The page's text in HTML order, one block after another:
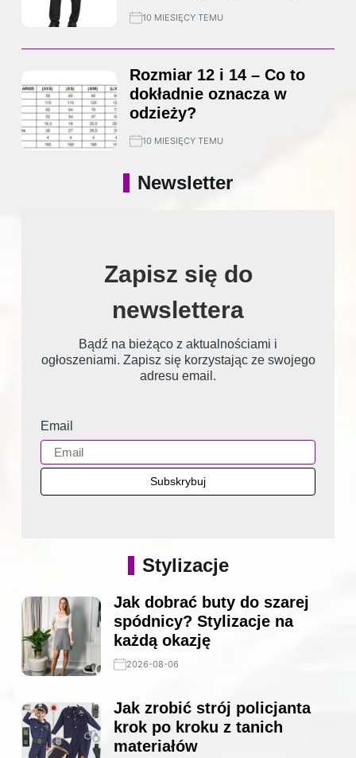
10 MIESIĘCY TEMU
Rozmiar 12 i 14 – Co to
dokładnie oznacza w
odzieży?
10 MIESIĘCY TEMU
Newsletter
Zapisz się do
newslettera
Bądź na bieżąco z aktualnościami i
ogłoszeniami. Zapisz się korzystając ze swojego
adresu email.
Email
Stylizacje
Jak dobrać buty do szarej
spódnicy? Stylizacje na
każdą okazję
2026-08-06
Jak zrobić strój policjanta
krok po kroku z tanich
materiałów